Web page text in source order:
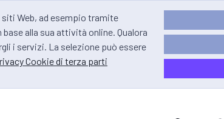
Web, ad esempio tramite
alla sua attività online. Qualora
i servizi. La selezione può essere
Cookie di terza parti